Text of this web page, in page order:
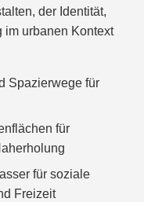
der Identität,
im urbanen Kontext
Spazierwege für
für
für soziale
Freizeit